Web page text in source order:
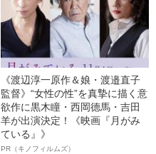
《渡辺淳一原作＆娘・渡邉直子
監督》“女性の性”を真摯に描く意
欲作に黒木瞳・西岡德馬・吉田
羊が出演決定！《映画『月がみ
ている』》
PR（キノフィルムズ）